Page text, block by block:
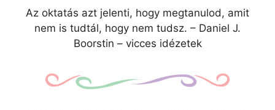
Az oktatás azt jelenti, hogy megtanulod, amit
nem is tudtál, hogy nem tudsz. – Daniel J.
Boorstin – vicces idézetek